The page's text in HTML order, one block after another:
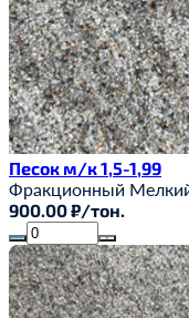
Песок м/к 1,5-1,99
Фракционный
900.00 ₽/тон.